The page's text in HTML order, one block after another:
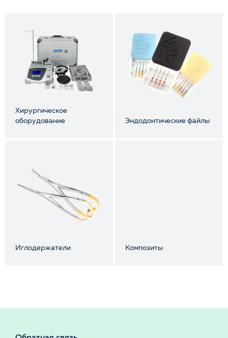
Хирургическое
оборудование
Эндодонтические файлы
Иглодержатели Композиты